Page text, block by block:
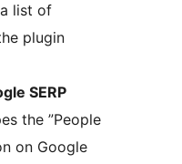
list of
plugin
SERP
the ”People
on Google